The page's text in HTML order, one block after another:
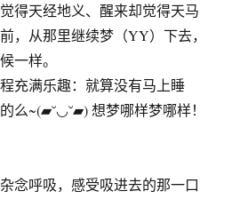
得天经地义、醒来却觉得天马
，从那里继续梦（YY）下去，
一样。
充满乐趣：就算没有马上睡
么~(▰˘◡˘▰) 想梦哪样梦哪样！
念呼吸，感受吸进去的那一口